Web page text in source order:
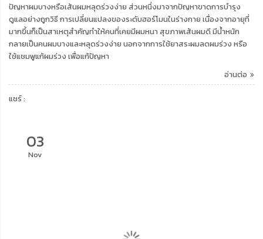
ปัญหาผมบางหรือเส้นผมหลุดร่วงง่าย ส่วนหนึ่งมาจากปัญหาขาดการบำรุง
ดูแลอย่างถูกวิธี การเปลี่ยนแปลงของระดับฮอร์โมนในร่างกาย เนื่องจากอายุที่
มากขึ้นก็เป็นสาเหตุสำคัญทำให้คนที่เคยมีผมหนา สุขภาพเส้นผมดี มีน้ำหนัก
กลายเป็นคนผมบางและหลุดร่วงง่าย นอกจากการใช้ยาสระผมลดผมร่วง หรือ
ใช้แชมพูแก้ผมร่วง เพื่อแก้ปัญหา
อ่านต่อ
แชร์ :
03
Nov